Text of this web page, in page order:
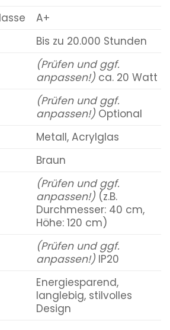
A+
Bis zu 20.000 Stunden
(Prüfen und ggf.
anpassen!)ca. 20 Watt
(Prüfen und ggf.
anpassen!)Optional
Metall, Acrylglas
Braun
(Prüfen und ggf.
anpassen!)(z.B.
Durchmesser: 40 cm,
Höhe: 120 cm)
(Prüfen und ggf.
anpassen!)IP20
Energiesparend,
langlebig, stilvolles
Design